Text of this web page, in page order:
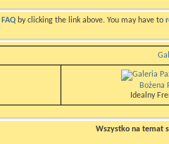
FAQ by clicking the link above. You may have to
Bożena
Idealny
Wszystko na temat